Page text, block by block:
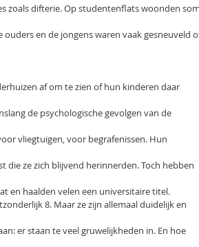
zoals difterie. Op studentenflats woonden
en de jongens waren vaak gesneuveld
af om te zien of hun kinderen daar
de psychologische gevolgen van de
vliegtuigen, voor begrafenissen. Hun
ze zich blijvend herinnerden. Toch hebben
en haalden velen een universitaire titel.
8. Maar ze zijn allemaal duidelijk en
er staan te veel gruwelijkheden in. En hoe